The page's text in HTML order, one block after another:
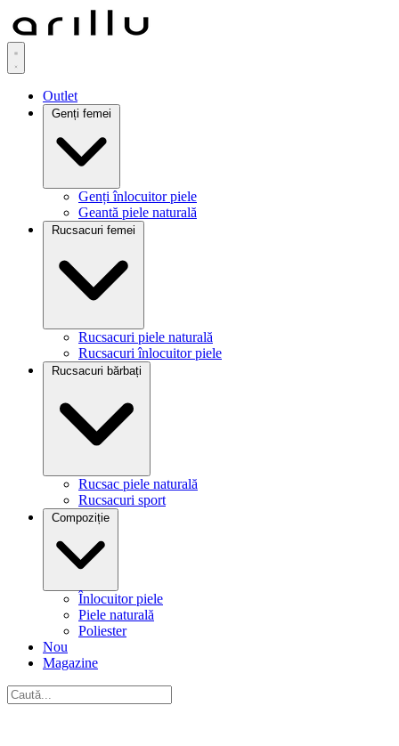
Outlet
Genți femei
Genți înlocuitor piele
Geantă piele naturală
Rucsacuri femei
Rucsacuri piele naturală
Rucsacuri înlocuitor piele
Rucsacuri bărbați
Rucsac piele naturală
Rucsacuri sport
Compoziție
Înlocuitor piele
Piele naturală
Poliester
Nou
Magazine